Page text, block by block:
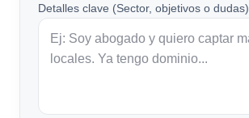
Detalles clave (Sector, objetivos o dudas)